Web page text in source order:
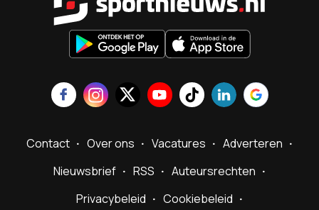
Contact Over ons Vacatures
Adverteren
Nieuwsbrief
RSS
Auteursrechten
Privacybeleid
Cookiebeleid